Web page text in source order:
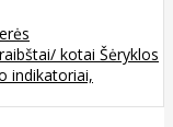
kotai Šėryklos
indikatoriai,